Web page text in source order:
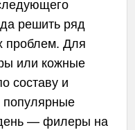
решить ряд
проблем. Для
или кожные
составу и
— филеры на